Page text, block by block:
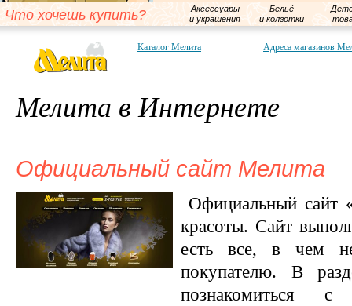
Что хочешь купить?
Аксессуары
и украшения
Бельё
и колготки
Каталог Мелита Адреса магазинов
Мелита в Интернете
Официальный сайт Мелита
Официальный сайт
красоты. Сайт
есть все, в чем
покупателю. В
познакомиться с